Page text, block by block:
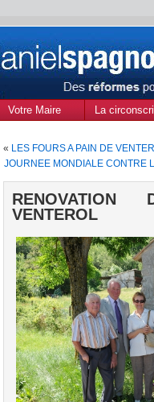
Votre Maire
La
« LES FOURS A PAIN DE
JOURNEE MONDIALE CONTRE
RENOVATION
VENTEROL